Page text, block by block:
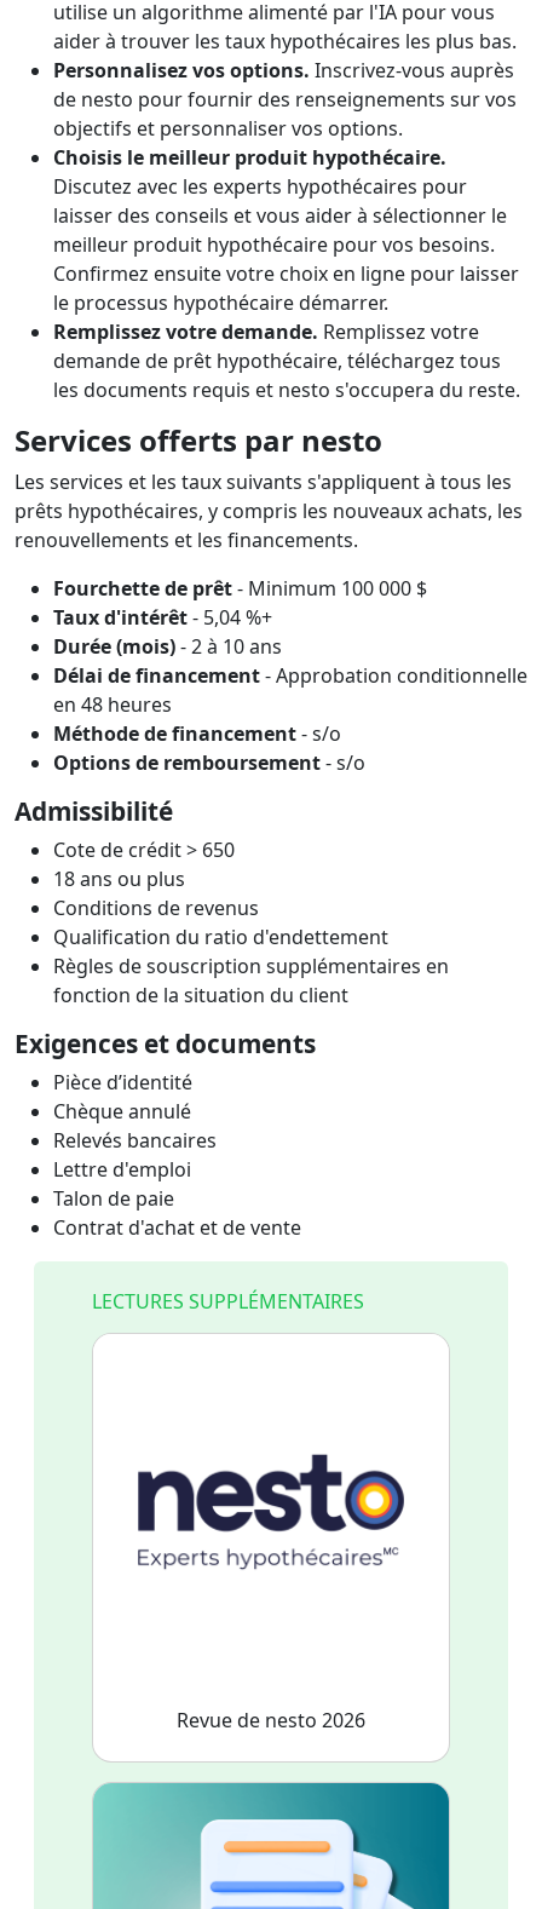
utilise un algorithme alimenté par l'IA pour vous
aider à trouver les taux hypothécaires les plus bas.
Personnalisez vos options. Inscrivez-vous auprès
de nesto pour fournir des renseignements sur vos
objectifs et personnaliser vos options.
Choisis le meilleur produit hypothécaire.
Discutez avec les experts hypothécaires pour
laisser des conseils et vous aider à sélectionner le
meilleur produit hypothécaire pour vos besoins.
Confirmez ensuite votre choix en ligne pour laisser
le processus hypothécaire démarrer.
Remplissez votre demande. Remplissez votre
demande de prêt hypothécaire, téléchargez tous
les documents requis et nesto s'occupera du reste.
Services offerts par nesto
Les services et les taux suivants s'appliquent à tous les
prêts hypothécaires, y compris les nouveaux achats, les
renouvellements et les financements.
Fourchette de prêt- Minimum 100 000 $
Taux d'intérêt- 5,04 %+
Durée (mois)- 2 à 10 ans
Délai de financement- Approbation conditionnelle
en 48 heures
Méthode de financement- s/o
Options de remboursement- s/o
Admissibilité
Cote de crédit > 650
18 ans ou plus
Conditions de revenus
Qualification du ratio d'endettement
Règles de souscription supplémentaires en
fonction de la situation du client
Exigences et documents
Pièce d’identité
Chèque annulé
Relevés bancaires
Lettre d'emploi
Talon de paie
Contrat d'achat et de vente
LECTURES SUPPLÉMENTAIRES
Revue de nesto 2026